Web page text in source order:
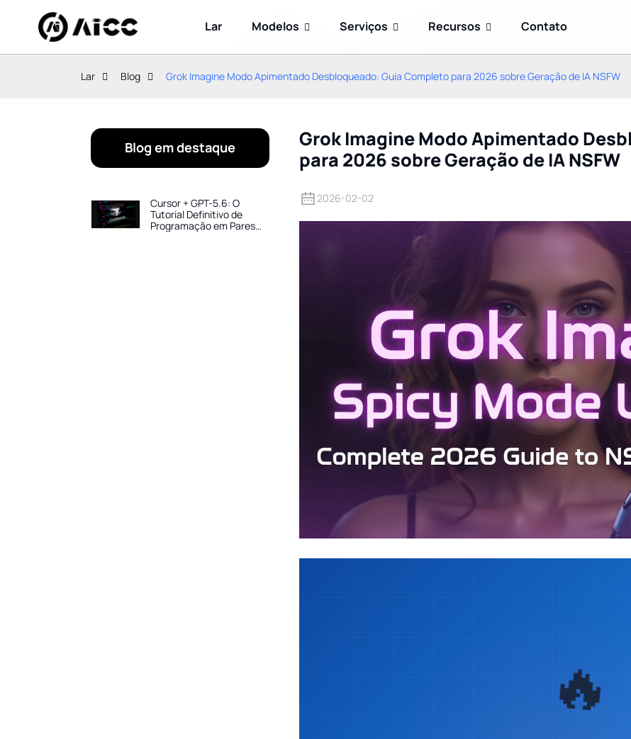
Lar Modelos Serviços Recursos Contato
Lar Blog Grok Imagine Modo Apimentado Desbloqueado: Guia Completo para 2026 sobre Geração de IA NSFW
Blog em destaque
Cursor + GPT-5.6: O
Tutorial Definitivo de
Programação em Pares
Prompt Engineering
modelos para triplicar sua
precisão com GPT-5.6,
OpenAI – Sol, Terra e Luna
explicados (atualização
Grok Imagine Modo Apimentado
para 2026 sobre Geração de IA NSFW
2026-02-02
🔥